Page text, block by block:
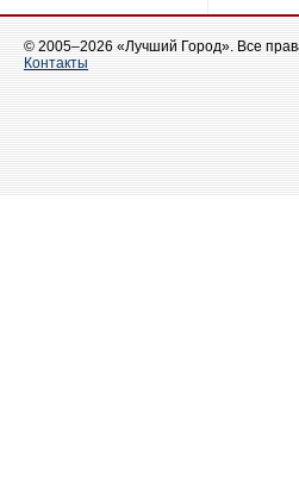
© 2005–2026 «Лучший Город». Все
Контакты